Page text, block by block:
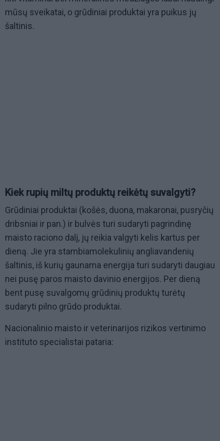
mūsų sveikatai, o grūdiniai produktai yra puikus jų
šaltinis.
Kiek rupių miltų produktų reikėtų suvalgyti?
Grūdiniai produktai (košės, duona, makaronai, pusryčių
dribsniai ir pan.) ir bulvės turi sudaryti pagrindinę
maisto raciono dalį, jų reikia valgyti kelis kartus per
dieną. Jie yra stambiamolekulinių angliavandenių
šaltinis, iš kurių gaunama energija turi sudaryti daugiau
nei pusę paros maisto davinio energijos. Per dieną
bent pusę suvalgomų grūdinių produktų turėtų
sudaryti pilno grūdo produktai.
Nacionalinio maisto ir veterinarijos rizikos vertinimo
instituto specialistai pataria: